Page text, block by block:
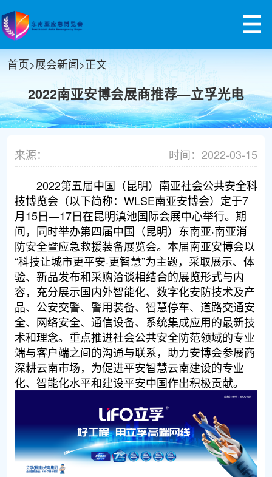
首页>展会新闻>正文
2022南亚安博会展商推荐—立孚光电
来源：
时间：2022-03-15
2022第五届中国（昆明）南亚社会公共安全科
技博览会（以下简称：WLSE南亚安博会）定于7
月15日—17日在昆明滇池国际会展中心举行。期
间，同时举办第四届中国（昆明）东南亚·南亚消
防安全暨应急救援装备展览会。本届南亚安博会以
“科技让城市更平安·更智慧”为主题，采取展示、体
验、新品发布和采购洽谈相结合的展览形式与内
容，充分展示国内外智能化、数字化安防技术及产
品、公安交警、警用装备、智慧停车、道路交通安
全、网络安全、通信设备、系统集成应用的最新技
术和理念。重点推进社会公共安全防范领域的专业
端与客户端之间的沟通与联系，助力安博会参展商
深耕云南市场，为促进平安智慧云南建设的专业
化、智能化水平和建设平安中国作出积极贡献。